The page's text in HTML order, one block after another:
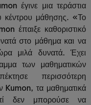
έγινε μια τεράστια
κέντρου μάθησης. «Το
έπαιξε καθοριστικό
στο μάθημα και να
μιλά δυνατά. Έχει
των μαθηματικών
περισσότερη
Kumon, τα μαθηματικά
δεν μπορούσε να